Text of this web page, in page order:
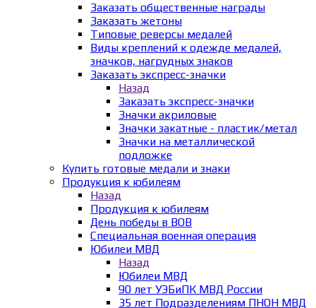
Заказать общественные награды
Заказать жетоны
Типовые реверсы медалей
Виды креплений к одежде медалей,
значков, нагрудных знаков
Заказать экспресс-значки
Назад
Заказать экспресс-значки
Значки акриловые
Значки закатные - пластик/метал
Значки на металлической
подложке
Купить готовые медали и знаки
Продукция к юбилеям
Назад
Продукция к юбилеям
День победы в ВОВ
Специальная военная операция
Юбилеи МВД
Назад
Юбилеи МВД
90 лет УЭБиПК МВД России
35 лет Подразделениям ПНОН МВД